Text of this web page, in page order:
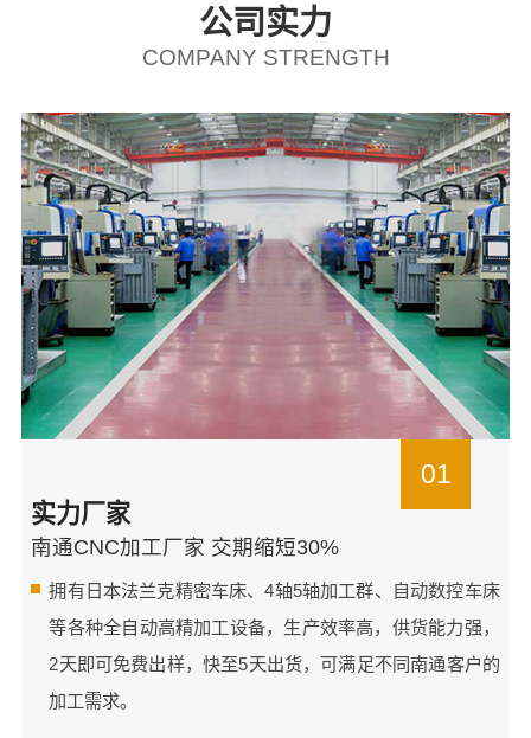
公司实力
COMPANY STRENGTH
01
实力厂家
南通CNC加工厂家 交期缩短30%
拥有日本法兰克精密车床、4轴5轴加工群、自动数控车床
等各种全自动高精加工设备，生产效率高，供货能力强，
2天即可免费出样，快至5天出货，可满足不同南通客户的
加工需求。